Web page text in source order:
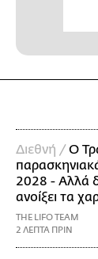
Διεθνή /Ο
2028 - Αλλά
ανοίξει τα
THE LIFO TEAM
2 ΛΕΠΤΑ ΠΡΙΝ